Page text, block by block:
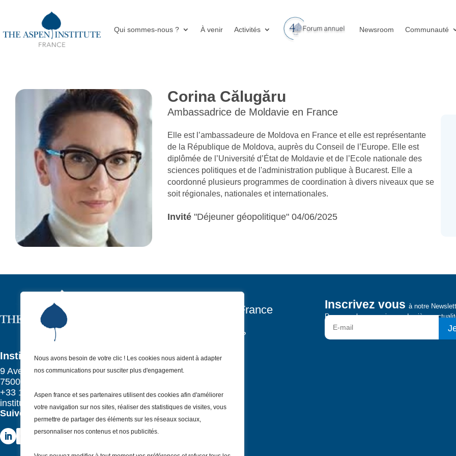
Nous avons besoin de votre clic ! Les cookies nous aident à adapter
nos communications pour susciter plus d'engagement.
Aspen france et ses partenaires utilisent des cookies afin d'améliorer
votre navigation sur nos sites, réaliser des statistiques de visites, vous
permettre de partager des éléments sur les réseaux sociaux,
personnaliser nos contenus et nos publicités.
Qui sommes-nous ? À venir Activités Newsroom Communauté
Corina Călugăru
Ambassadrice de Moldavie en France
Elle est l’ambassadeure de Moldova en France et elle est représentante
de la République de Moldova, auprès du Conseil de l’Europe. Elle est
diplômée de l’Université d’État de Moldavie et de l’Ecole nationale des
sciences politiques et de l'administration publique à Bucarest. Elle a
coordonné plusieurs programmes de coordination à divers niveaux que se
soit régionales, nationales et internationales.
"Déjeuner géopolitique" 04/06/2025
Institut Aspen France
9 Avenue Franklin Delano Roosevelt
75008 Paris – France
+33 1 81 69 55 30
institut@aspenfrance.org
Suivez-nous
Institut Aspen France
Qui sommes-nous ?
Nos actualités
P Nous (re)joindre
Inscrivez vous à notre
Recevez chaque mois nos dernières